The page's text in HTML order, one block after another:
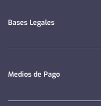
Bases Legales
Medios de Pago